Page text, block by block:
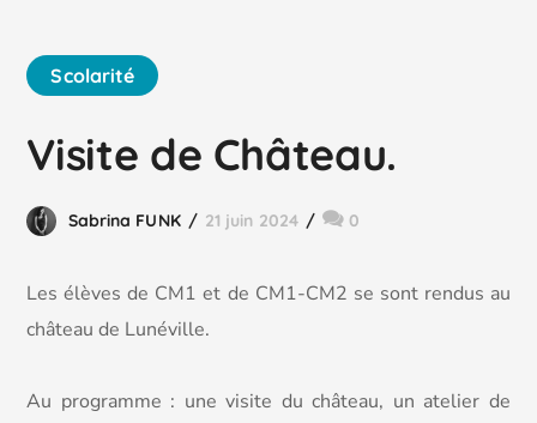
Scolarité
Visite de Château.
Sabrina FUNK 21 juin 2024 0
Les élèves de CM1 et de CM1-CM2 se sont rendus au
château de Lunéville.
Au programme : une visite du château, un atelier de